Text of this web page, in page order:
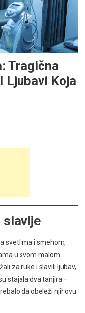
Tragična
Ljubavi Koja
slavlje
svetlima i smehom,
u svom malom
za ruke i slavili ljubav,
stajala dva tanjira –
da obeleži njihovu